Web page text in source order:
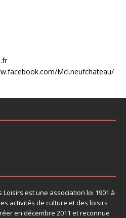
Mcl.neufchateau/
est une association loi 1901 à
activités de culture et des loisirs
en décembre 2011 et reconnue